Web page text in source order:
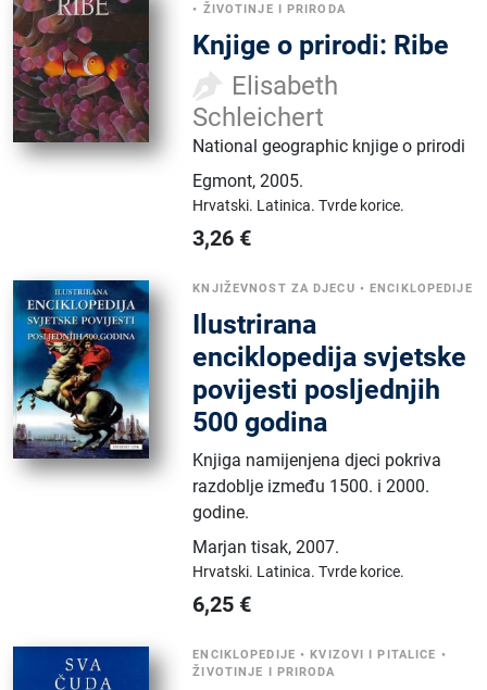
• ŽIVOTINJE I PRIRODA
Knjige o prirodi: Ribe
Elisabeth
Schleichert
National geographic knjige o prirodi
Egmont,2005.
Hrvatski. Latinica.Tvrde korice.
3,26 €
KNJIŽEVNOST ZA DJECU •ENCIKLOPEDIJE
Ilustrirana
enciklopedija svjetske
povijesti posljednjih
500 godina
Knjiga namijenjena djeci pokriva
razdoblje između 1500. i 2000.
godine.
Marjan tisak,2007.
Hrvatski. Latinica.Tvrde korice.
6,25 €
ENCIKLOPEDIJE •KVIZOVI I PITALICE •
ŽIVOTINJE I PRIRODA